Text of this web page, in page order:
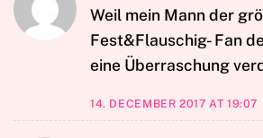
Weil mein Mann der
Fest&Flauschig- Fan
eine Überraschung
14. DECEMBER 2017 AT 19:07